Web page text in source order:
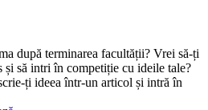
după terminarea facultății? Vrei să-ți
și să intri în competiție cu ideile tale?
ți ideea într-un articol și intră în